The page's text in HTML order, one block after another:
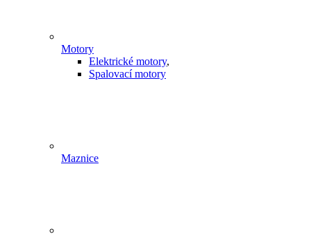
Motory
Elektrické motory,
Spalovací motory
Maznice